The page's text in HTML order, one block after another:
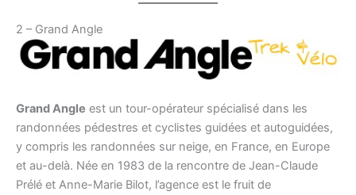
2 – Grand Angle
Grand Angle est un tour-opérateur spécialisé dans les
randonnées pédestres et cyclistes guidées et autoguidées,
y compris les randonnées sur neige, en France, en Europe
et au-delà. Née en 1983 de la rencontre de Jean-Claude
Prélé et Anne-Marie Bilot, l’agence est le fruit de